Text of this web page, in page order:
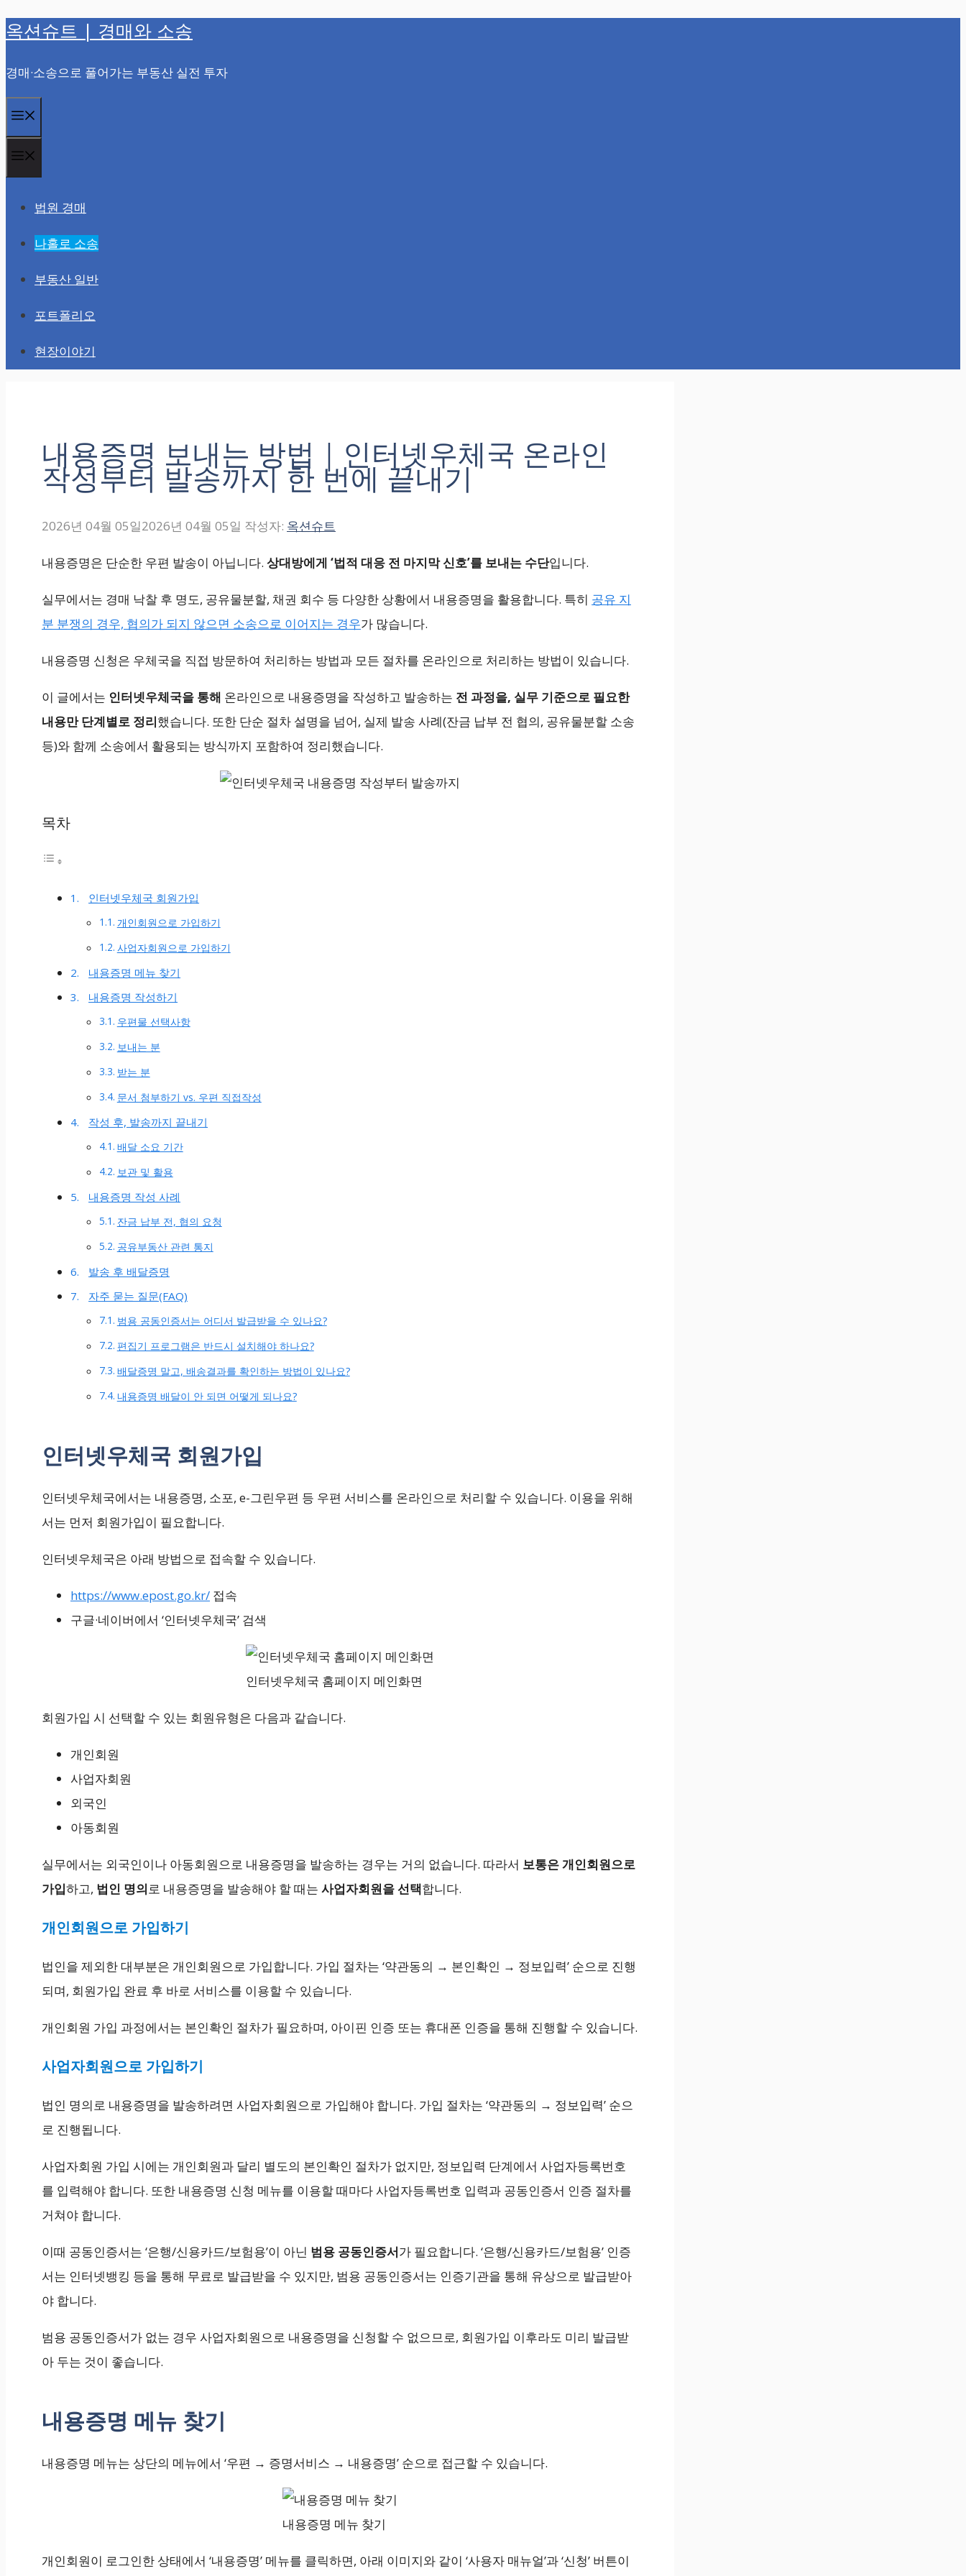
컨
츠
로
너
뛰
옥션슈트 | 경매와 소송
경매·소송으로 풀어가는 부동산 실전 투자
법원 경매
나홀로 소송
부동산 일반
포트폴리오
현장이야기
내용증명 보내는 방법｜인터넷우체국 온라인
작성부터 발송까지 한 번에 끝내기
2026년 04월 05일2026년 04월 05일 작성자: 옥션슈트
내용증명은 단순한 우편 발송이 아닙니다. 상대방에게 ‘법적 대응 전 마지막 신호’를 보내는 수단입니다.
실무에서는 경매 낙찰 후 명도, 공유물분할, 채권 회수 등 다양한 상황에서 내용증명을 활용합니다. 특히 공유 지
분 분쟁의 경우, 협의가 되지 않으면 소송으로 이어지는 경우가 많습니다.
내용증명 신청은 우체국을 직접 방문하여 처리하는 방법과 모든 절차를 온라인으로 처리하는 방법이 있습니다.
이 글에서는 인터넷우체국을 통해 온라인으로 내용증명을 작성하고 발송하는 전 과정을, 실무 기준으로 필요한
내용만 단계별로 정리했습니다. 또한 단순 절차 설명을 넘어, 실제 발송 사례(잔금 납부 전 협의, 공유물분할 소송
등)와 함께 소송에서 활용되는 방식까지 포함하여 정리했습니다.
목차
인터넷우체국 회원가입
개인회원으로 가입하기
사업자회원으로 가입하기
내용증명 메뉴 찾기
내용증명 작성하기
우편물 선택사항
보내는 분
받는 분
문서 첨부하기 vs. 우편 직접작성
작성 후, 발송까지 끝내기
배달 소요 기간
보관 및 활용
내용증명 작성 사례
잔금 납부 전, 협의 요청
공유부동산 관련 통지
발송 후 배달증명
자주 묻는 질문(FAQ)
범용 공동인증서는 어디서 발급받을 수 있나요?
편집기 프로그램은 반드시 설치해야 하나요?
배달증명 말고, 배송결과를 확인하는 방법이 있나요?
내용증명 배달이 안 되면 어떻게 되나요?
인터넷우체국 회원가입
인터넷우체국에서는 내용증명, 소포, e-그린우편 등 우편 서비스를 온라인으로 처리할 수 있습니다. 이용을 위해
서는 먼저 회원가입이 필요합니다.
인터넷우체국은 아래 방법으로 접속할 수 있습니다.
https://www.epost.go.kr/ 접속
구글·네이버에서 ‘인터넷우체국’ 검색
인터넷우체국 홈페이지 메인화면
회원가입 시 선택할 수 있는 회원유형은 다음과 같습니다.
개인회원
사업자회원
외국인
아동회원
실무에서는 외국인이나 아동회원으로 내용증명을 발송하는 경우는 거의 없습니다. 따라서 보통은 개인회원으로
가입하고, 법인 명의로 내용증명을 발송해야 할 때는 사업자회원을 선택합니다.
개인회원으로 가입하기
법인을 제외한 대부분은 개인회원으로 가입합니다. 가입 절차는 ‘약관동의 → 본인확인 → 정보입력’ 순으로 진행
되며, 회원가입 완료 후 바로 서비스를 이용할 수 있습니다.
개인회원 가입 과정에서는 본인확인 절차가 필요하며, 아이핀 인증 또는 휴대폰 인증을 통해 진행할 수 있습니다.
사업자회원으로 가입하기
법인 명의로 내용증명을 발송하려면 사업자회원으로 가입해야 합니다. 가입 절차는 ‘약관동의 → 정보입력’ 순으
로 진행됩니다.
사업자회원 가입 시에는 개인회원과 달리 별도의 본인확인 절차가 없지만, 정보입력 단계에서 사업자등록번호
를 입력해야 합니다. 또한 내용증명 신청 메뉴를 이용할 때마다 사업자등록번호 입력과 공동인증서 인증 절차를
거쳐야 합니다.
이때 공동인증서는 ‘은행/신용카드/보험용’이 아닌 범용 공동인증서가 필요합니다. ‘은행/신용카드/보험용’ 인증
서는 인터넷뱅킹 등을 통해 무료로 발급받을 수 있지만, 범용 공동인증서는 인증기관을 통해 유상으로 발급받아
야 합니다.
범용 공동인증서가 없는 경우 사업자회원으로 내용증명을 신청할 수 없으므로, 회원가입 이후라도 미리 발급받
아 두는 것이 좋습니다.
내용증명 메뉴 찾기
내용증명 메뉴는 상단의 메뉴에서 ‘우편 → 증명서비스 → 내용증명’ 순으로 접근할 수 있습니다.
내용증명 메뉴 찾기
개인회원이 로그인한 상태에서 ‘내용증명’ 메뉴를 클릭하면, 아래 이미지와 같이 ‘사용자 매뉴얼’과 ‘신청’ 버튼이